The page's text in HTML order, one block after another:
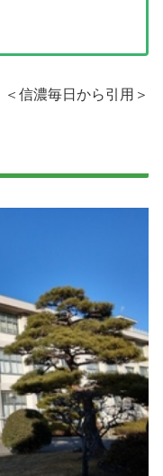
＜信濃毎日から引用＞